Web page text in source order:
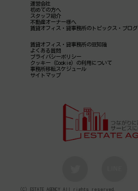
運営会社
初めての方へ
スタッフ紹介
不動産オーナー様へ
賃貸オフィス・貸事務所のトピックス・ブログ
賃貸オフィス・貸事務所の豆知識
よくある質問
プライバシーポリシー
クッキー（Cookie）の利用について
事務所移転スケジュール
サイトマップ
（C）ESTATE AGENCY All rights reserved.